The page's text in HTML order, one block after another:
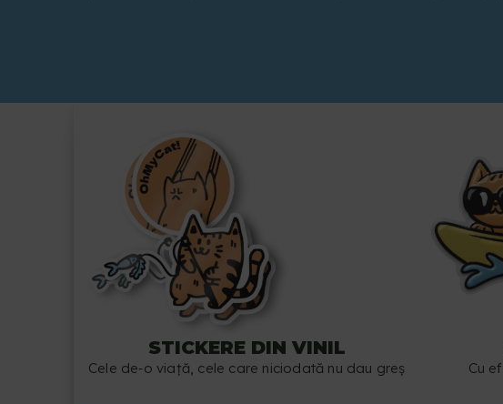
STICKERE DIN VINIL
Cele de‑o viaţă, cele care niciodată nu dau greş Cu